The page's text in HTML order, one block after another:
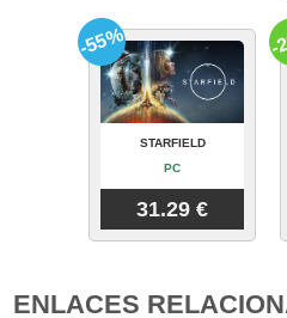
STARFIELD
PC
31.29 €
-55% -
ENLACES